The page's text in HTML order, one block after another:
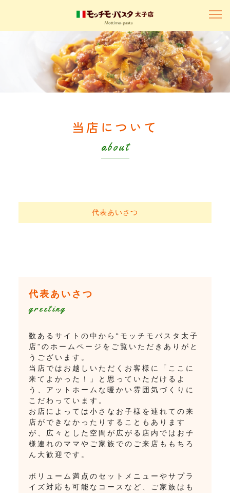
当店について
about
代表あいさつ
代表あいさつ
greeting
数あるサイトの中から“モッチモパスタ太子
店”のホームページをご覧いただきありがと
うございます。
当店ではお越しいただくお客様に「ここに
来てよかった！」と思っていただけるよ
う、アットホームな暖かい雰囲気づくりに
こだわっています。
お店によっては小さなお子様を連れての来
店ができなかったりすることもあります
が、広々とした空間が広がる店内ではお子
様連れのママやご家族でのご来店ももちろ
ん大歓迎です。
ボリューム満点のセットメニューやサプラ
イズ対応も可能なコースなど、ご家族はも